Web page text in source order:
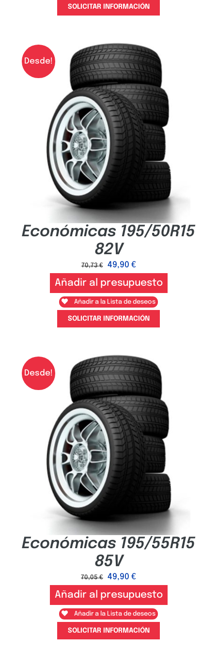
SOLICITAR INFORMACIÓN
Desde!
Económicas 195/50R15
82V
70,73€ 49,90 €
Añadir al presupuesto
Añadir a la Lista de deseos
SOLICITAR INFORMACIÓN
Desde!
Económicas 195/55R15
85V
70,05€ 49,90 €
Añadir al presupuesto
Añadir a la Lista de deseos
SOLICITAR INFORMACIÓN